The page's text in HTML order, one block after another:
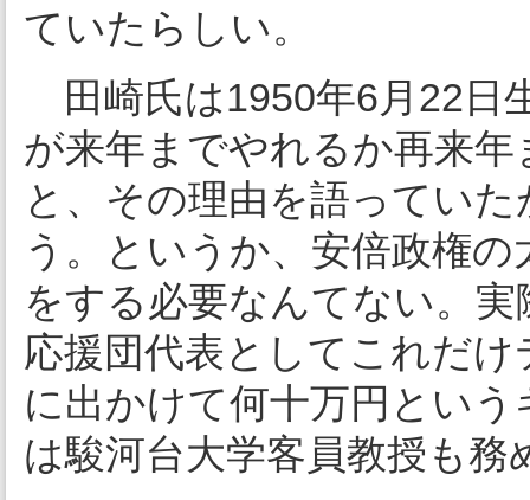
ていたらしい。
田崎氏は1950年6月22日
が来年までやれるか再来
と、その理由を語ってい
う。というか、安倍政権
をする必要なんてない。
応援団代表としてこれだ
に出かけて何十万円とい
は駿河台大学客員教授も務